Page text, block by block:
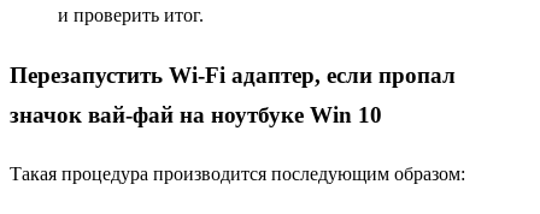
и проверить итог.
Перезапустить Wi-Fi адаптер, если пропал
значок вай-фай на ноутбуке Win 10
Такая процедура производится последующим образом: